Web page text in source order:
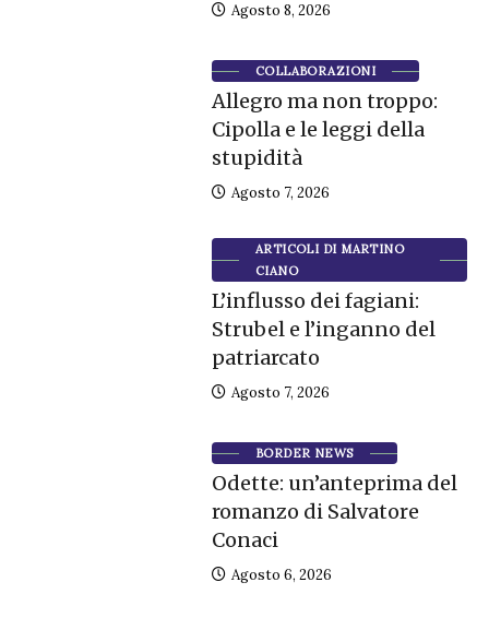
Agosto 8, 2026
COLLABORAZIONI
Allegro ma non troppo:
Cipolla e le leggi della
stupidità
Agosto 7, 2026
ARTICOLI DI MARTINO
CIANO
L’influsso dei fagiani:
Strubel e l’inganno del
patriarcato
Agosto 7, 2026
BORDER NEWS
Odette: un’anteprima del
romanzo di Salvatore
Conaci
Agosto 6, 2026